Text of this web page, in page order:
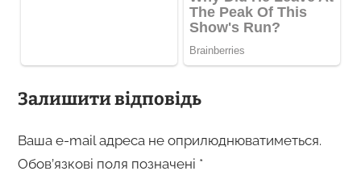
Залишити відповідь
Ваша e-mail адреса не оприлюднюватиметься.
Обов’язкові поля позначені *